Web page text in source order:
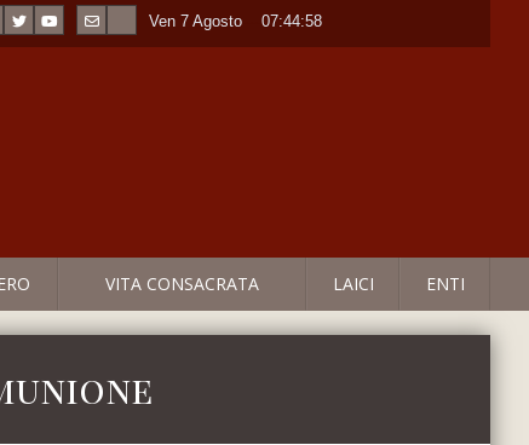
Ven 7 Agosto ----07:44:58
VITA CONSACRATA LAICI ENTI